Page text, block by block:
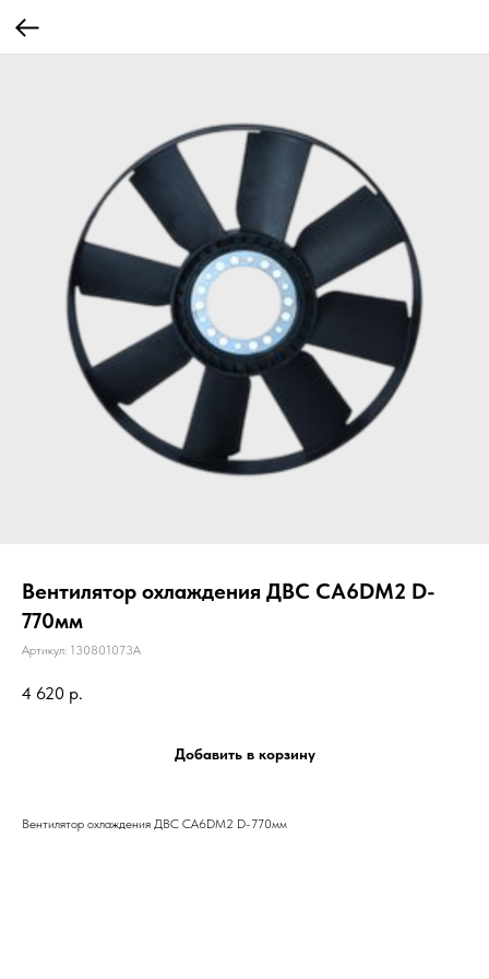
Вентилятор охлаждения ДВС CA6DM2 D-
770мм
Артикул: 130801073A
4 620 р.
Добавить в корзину
Вентилятор охлаждения ДВС CA6DM2 D-770мм